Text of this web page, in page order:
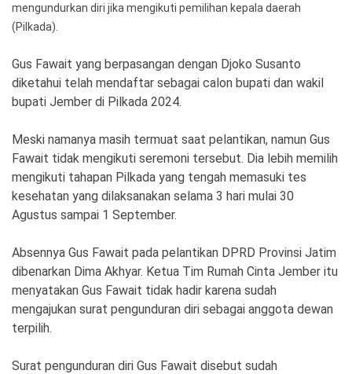
Ekonomi Olahraga
©
Copyright
2026
News
Indonesia
.
Right
mengundurkan diri jika mengikuti pemilihan kepala daerah
(Pilkada).
Gus Fawait yang berpasangan dengan Djoko Susanto
diketahui telah mendaftar sebagai calon bupati dan wakil
bupati Jember di Pilkada 2024.
Meski namanya masih termuat saat pelantikan, namun Gus
Fawait tidak mengikuti seremoni tersebut. Dia lebih memilih
mengikuti tahapan Pilkada yang tengah memasuki tes
kesehatan yang dilaksanakan selama 3 hari mulai 30
Agustus sampai 1 September.
Absennya Gus Fawait pada pelantikan DPRD Provinsi Jatim
dibenarkan Dima Akhyar. Ketua Tim Rumah Cinta Jember itu
menyatakan Gus Fawait tidak hadir karena sudah
mengajukan surat pengunduran diri sebagai anggota dewan
terpilih.
Surat pengunduran diri Gus Fawait disebut sudah